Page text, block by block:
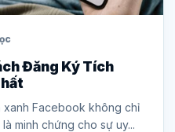
Đăng Ký Tích
Facebook không chỉ
minh chứng cho sự uy...